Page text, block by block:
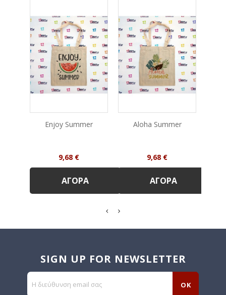
Enjoy Summer
Τιμή
9,68 €
ΑΓΟΡΆ
Aloha Summer
Τιμή
9,68 €
ΑΓΟΡΆ
SIGN UP FOR NEWSLETTER